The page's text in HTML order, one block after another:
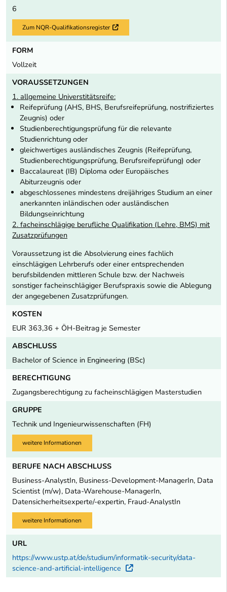
6
Zum NQR-Qualifikationsregister Externer Link
FORM
Vollzeit
VORAUSSETZUNGEN
1. allgemeine Universtitätsreife:
Reifeprüfung (AHS, BHS, Berufsreifeprüfung, nostrifiziertes
Zeugnis) oder
Studienberechtigungsprüfung für die relevante
Studienrichtung oder
gleichwertiges ausländisches Zeugnis (Reifeprüfung,
Studienberechtigungsprüfung, Berufsreifeprüfung) oder
Baccalaureat (IB) Diploma oder Europäisches
Abiturzeugnis oder
abgeschlossenes mindestens dreijähriges Studium an einer
anerkannten inländischen oder ausländischen
Bildungseinrichtung
2. facheinschlägige berufliche Qualifikation (Lehre, BMS) mit
Zusatzprüfungen
Voraussetzung ist die Absolvierung eines fachlich
einschlägigen Lehrberufs oder einer entsprechenden
berufsbildenden mittleren Schule bzw. der Nachweis
sonstiger facheinschlägiger Berufspraxis sowie die Ablegung
der angegebenen Zusatzprüfungen.
KOSTEN
EUR 363,36 + ÖH-Beitrag je Semester
ABSCHLUSS
Bachelor of Science in Engineering (BSc)
BERECHTIGUNG
Zugangsberechtigung zu facheinschlägigen Masterstudien
GRUPPE
Technik und Ingenieurwissenschaften (FH)
weitere Informationen
BERUFE NACH ABSCHLUSS
Business-AnalystIn, Business-Development-ManagerIn, Data
Scientist (m/w), Data-Warehouse-ManagerIn,
Datensicherheitsexperte/-expertin, Fraud-AnalystIn
weitere Informationen
URL
https://www.ustp.at/de/studium/informatik-security/data-
science-and-artificial-intelligence
Externer Link